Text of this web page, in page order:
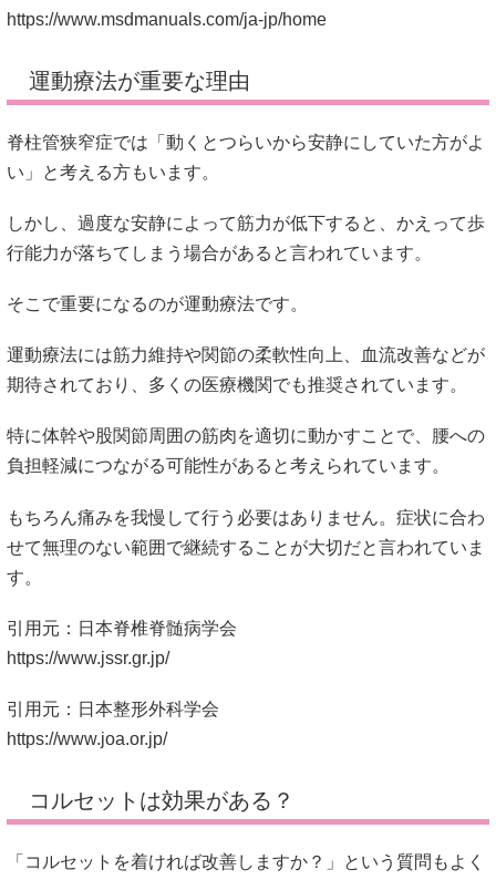
https://www.msdmanuals.com/ja-jp/home
運動療法が重要な理由
脊柱管狭窄症では「動くとつらいから安静にしていた方がよ
い」と考える方もいます。
しかし、過度な安静によって筋力が低下すると、かえって歩
行能力が落ちてしまう場合があると言われています。
そこで重要になるのが運動療法です。
運動療法には筋力維持や関節の柔軟性向上、血流改善などが
期待されており、多くの医療機関でも推奨されています。
特に体幹や股関節周囲の筋肉を適切に動かすことで、腰への
負担軽減につながる可能性があると考えられています。
もちろん痛みを我慢して行う必要はありません。症状に合わ
せて無理のない範囲で継続することが大切だと言われていま
す。
引用元：日本脊椎脊髄病学会
https://www.jssr.gr.jp/
引用元：日本整形外科学会
https://www.joa.or.jp/
コルセットは効果がある？
「コルセットを着ければ改善しますか？」という質問もよく